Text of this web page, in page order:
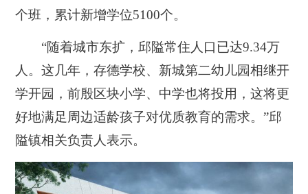
个班，累计新增学位5100个。
“随着城市东扩，邱隘常住人口已达9.34万
人。这几年，存德学校、新城第二幼儿园相继开
学开园，前殷区块小学、中学也将投用，这将更
好地满足周边适龄孩子对优质教育的需求。”邱
隘镇相关负责人表示。